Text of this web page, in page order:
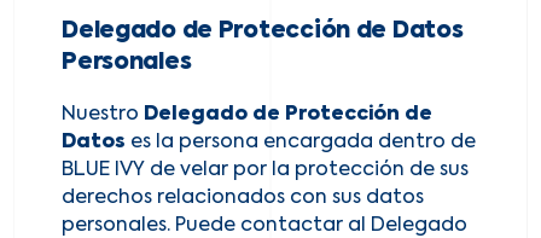
Delegado de Protección de Datos
Personales
Nuestro Delegado de Protección de
Datos es la persona encargada dentro de
BLUE IVY de velar por la protección de sus
derechos relacionados con sus datos
personales. Puede contactar al Delegado